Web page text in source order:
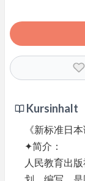
Kursinhalt
《新标准日本
✦简介：
人民教育出